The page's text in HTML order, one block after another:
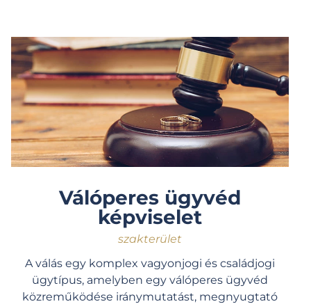
Válóperes ügyvéd
képviselet
szakterület
A válás egy komplex vagyonjogi és családjogi
ügytípus, amelyben egy válóperes ügyvéd
közreműködése iránymutatást, megnyugtató